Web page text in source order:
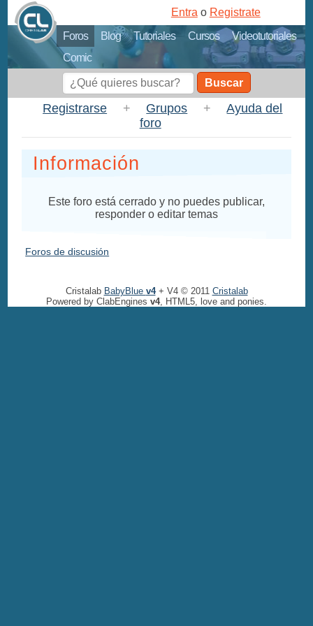
Foros Blog Tutoriales Cursos
Videotutoriales
Comic
Entra o Registrate
Buscar
Registrarse + Grupos +
Ayuda del
foro
Información
Este foro está cerrado y no puedes publicar,
responder o editar temas
Foros de discusión
Cristalab BabyBlue v4+ V4 © 2011 Cristalab
Powered by ClabEngines v4, HTML5, love and ponies.